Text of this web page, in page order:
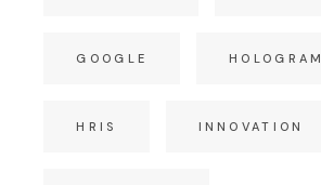
GOOGLE HOLOGRAM
HRIS INNOVATION